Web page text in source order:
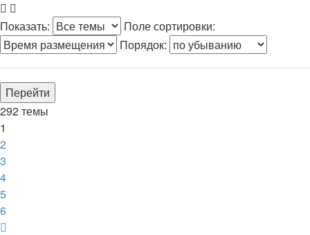
Показать:
Поле сортировки:
Порядок:
292 темы
1
2
3
4
5
6